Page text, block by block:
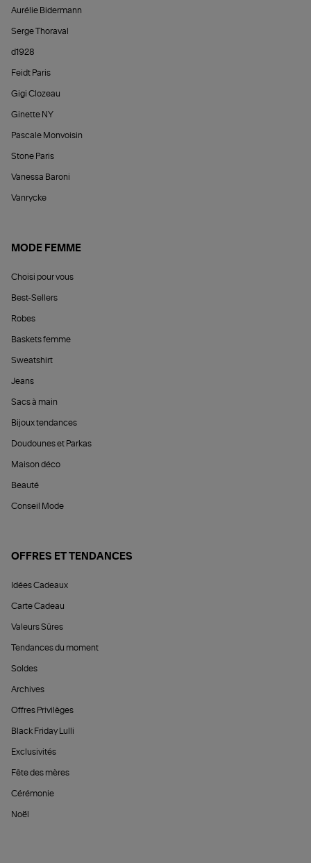
Aurélie Bidermann
Serge Thoraval
d1928
Feidt Paris
Gigi Clozeau
Ginette NY
Pascale Monvoisin
Stone Paris
Vanessa Baroni
Vanrycke
MODE FEMME
Choisi pour vous
Best-Sellers
Robes
Baskets femme
Sweatshirt
Jeans
Sacs à main
Bijoux tendances
Doudounes et Parkas
Maison déco
Beauté
Conseil Mode
OFFRES ET TENDANCES
Idées Cadeaux
Carte Cadeau
Valeurs Sûres
Tendances du moment
Soldes
Archives
Offres Privilèges
Black Friday Lulli
Exclusivités
Fête des mères
Cérémonie
Noël